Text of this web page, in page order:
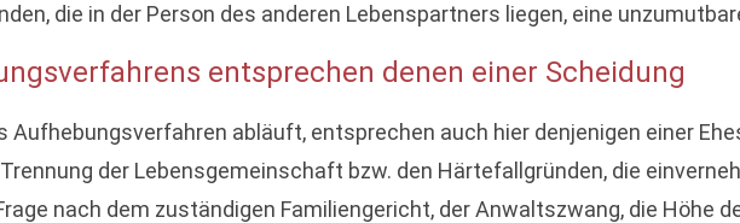
die in der Person des anderen Lebenspartners liegen, eine
entsprechen denen einer Scheidung
Aufhebungsverfahren abläuft, entsprechen auch hier denjenigen einer
der Lebensgemeinschaft bzw. den Härtefallgründen, die
nach dem zuständigen Familiengericht, der Anwaltszwang, die Höhe